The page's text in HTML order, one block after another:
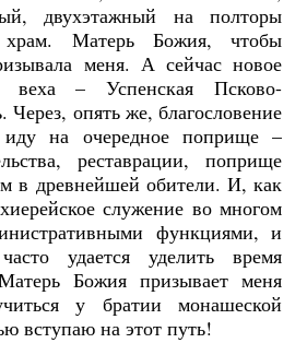
двухэтажный на полторы
храм. Матерь Божия, чтобы
меня. А сейчас новое
веха – Успенская Псково-
Через, опять же, благословение
иду на очередное поприще –
реставрации, поприще
в древнейшей обители. И, как
служение во многом
функциями, и
удается уделить время
Божия призывает меня
у братии монашеской
вступаю на этот путь!